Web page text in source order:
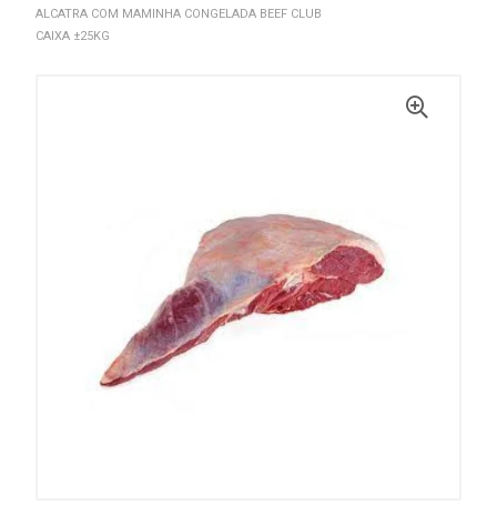
ALCATRA COM MAMINHA CONGELADA BEEF CLUB
CAIXA ±25KG